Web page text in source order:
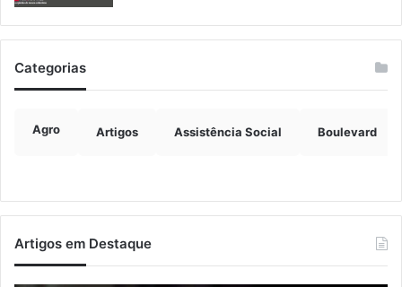
Categorias
Agro Artigos Assistência Social Boulevard
Artigos em Destaque